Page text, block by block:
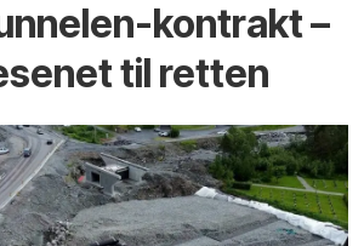
kontrakt –
til retten